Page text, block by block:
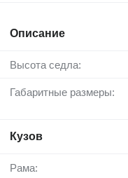
Описание
Высота седла:
Габаритные размеры:
Кузов
Рама: